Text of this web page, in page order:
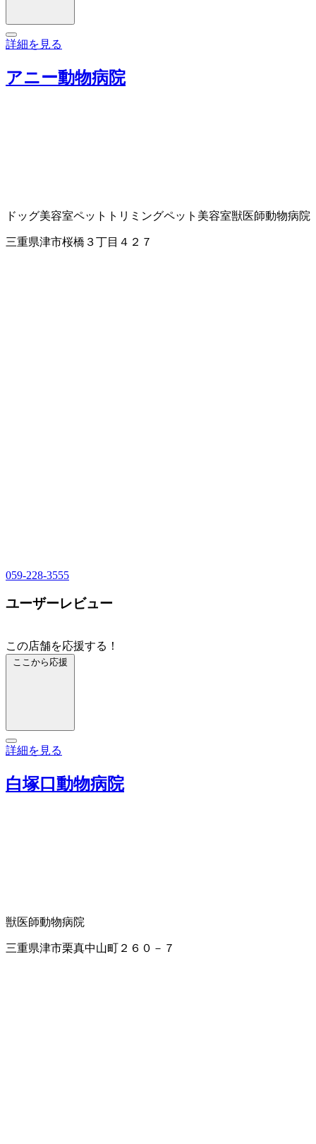
詳細を見る
アニー動物病院
ドッグ美容室ペットトリミングペット美容室獣医師動物病院
三重県津市桜橋３丁目４２７
059-228-3555
ユーザーレビュー
この店舗を応援する！
ここから応援
詳細を見る
白塚口動物病院
獣医師動物病院
三重県津市栗真中山町２６０－７